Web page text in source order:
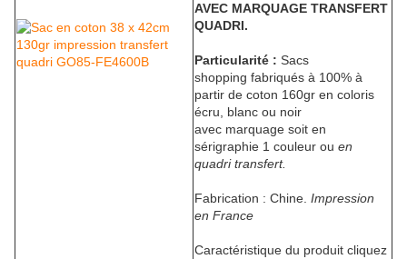
AVEC MARQUAGE TRANSFERT
QUADRI.
Particularité : Sacs
shopping fabriqués à 100% à
partir de coton 160gr en coloris
écru, blanc ou noir
avec marquage soit en
sérigraphie 1 couleur ou en
quadri transfert.
Fabrication : Chine. Impression
en France
Caractéristique du produit cliquez